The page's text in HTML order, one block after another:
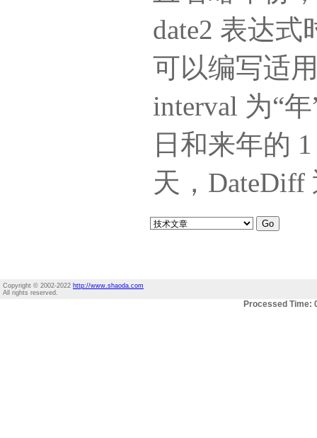
date2 表达
可以编写适
interval 为“
日和来年的
天，DateDiff
Copyright © 2002-2022 http://www.shaoda.com
All rights reserved.
Processed Time: